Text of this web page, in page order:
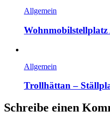
Allgemein
Wohnmobilstellplatz
Allgemein
Trollhättan –
Schreibe einen